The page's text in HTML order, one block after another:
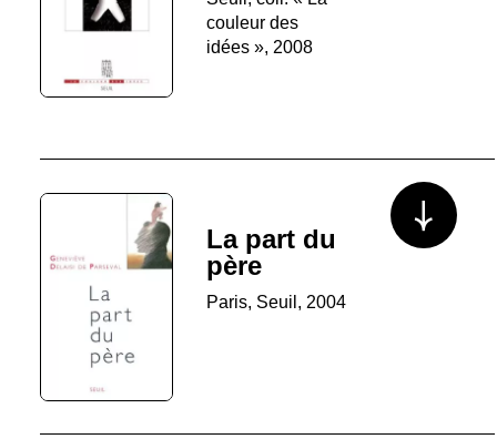
couleur des
idées », 2008
La part du
père
Paris, Seuil, 2004
Voir plus/